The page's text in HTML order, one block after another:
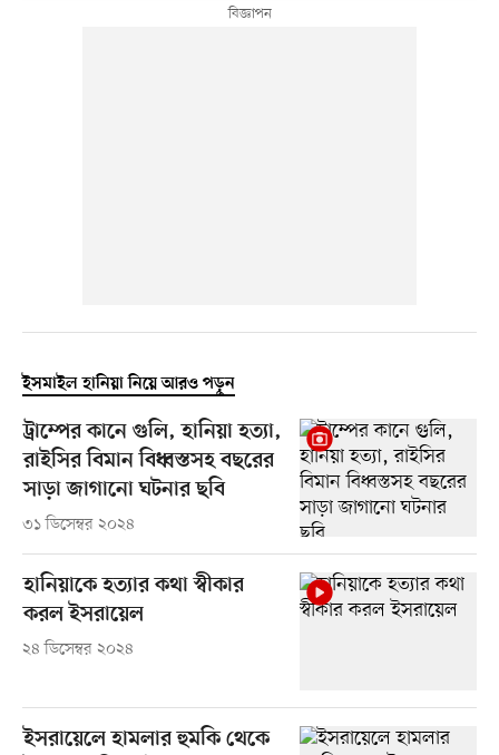
ইসমাইল হানিয়া নিয়ে আরও পড়ুন
ট্রাম্পের কানে গুলি, হানিয়া হত্যা,
রাইসির বিমান বিধ্বস্তসহ বছরের
সাড়া জাগানো ঘটনার ছবি
৩১ ডিসেম্বর ২০২৪
হানিয়াকে হত্যার কথা স্বীকার
করল ইসরায়েল
২৪ ডিসেম্বর ২০২৪
ইসরায়েলে হামলার হুমকি থেকে